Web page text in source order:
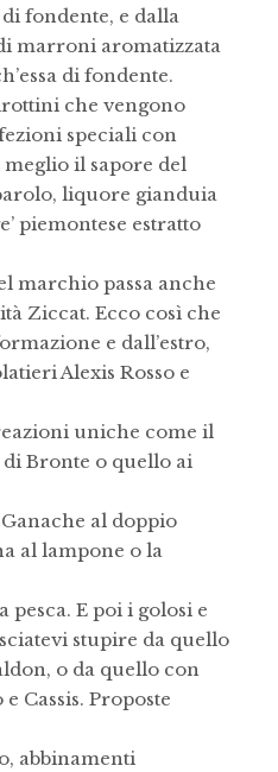
fondente, e dalla
marroni aromatizzata
di fondente.
che vengono
speciali con
il sapore del
liquore gianduia
piemontese estratto
marchio passa anche
Ziccat. Ecco così che
e dall’estro,
Alexis Rosso e
uniche come il
Bronte o quello ai
al doppio
al lampone o la
pesca. E poi i golosi e
stupire da quello
o da quello con
Cassis. Proposte
abbinamenti